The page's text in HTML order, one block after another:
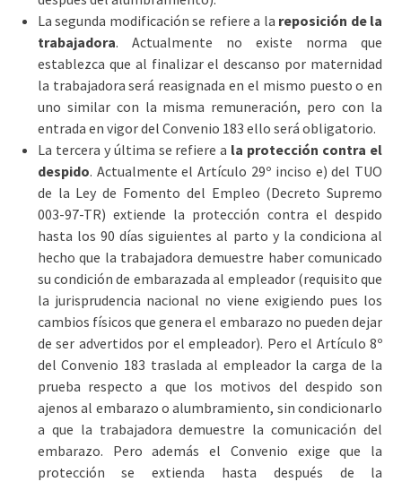
La segunda modificación se refiere a la reposición de la
trabajadora. Actualmente no existe norma que
establezca que al finalizar el descanso por maternidad
la trabajadora será reasignada en el mismo puesto o en
uno similar con la misma remuneración, pero con la
entrada en vigor del Convenio 183 ello será obligatorio.
La tercera y última se refiere a la protección contra el
despido. Actualmente el Artículo 29º inciso e) del TUO
de la Ley de Fomento del Empleo (Decreto Supremo
003-97-TR) extiende la protección contra el despido
hasta los 90 días siguientes al parto y la condiciona al
hecho que la trabajadora demuestre haber comunicado
su condición de embarazada al empleador (requisito que
la jurisprudencia nacional no viene exigiendo pues los
cambios físicos que genera el embarazo no pueden dejar
de ser advertidos por el empleador). Pero el Artículo 8º
del Convenio 183 traslada al empleador la carga de la
prueba respecto a que los motivos del despido son
ajenos al embarazo o alumbramiento, sin condicionarlo
a que la trabajadora demuestre la comunicación del
embarazo. Pero además el Convenio exige que la
protección se extienda hasta después de la